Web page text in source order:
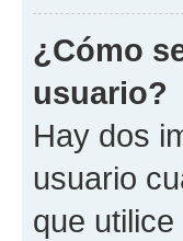
¿Cómo
usuario?
Hay dos
usuario
que